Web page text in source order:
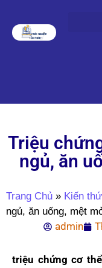
Triệu
ngủ, ăn
Trang Chủ » Kiến
ngủ, ăn uống, mệt
admin
triệu chứng cơ